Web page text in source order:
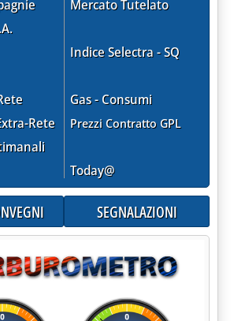
Rete
Mercato Tutelato
Indice Selectra - SQ
Gas - Consumi
Prezzi Contratto GPL
Today@
SEGNALAZIONI